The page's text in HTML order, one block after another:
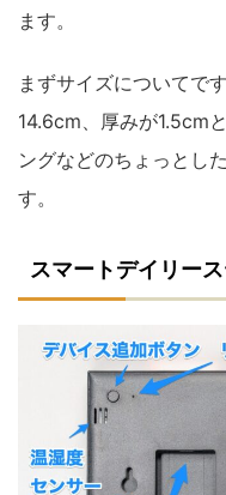
ます。
まずサイズについてで
14.6cm、厚みが1.5cm
ングなどのちょっとし
す。
スマートデイリー